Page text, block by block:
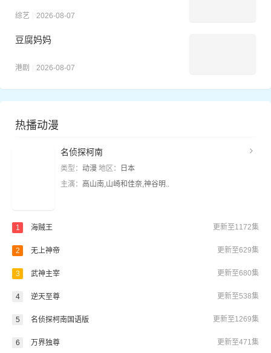
综艺 2026-08-07
豆腐妈妈
港剧 2026-08-07
热播动漫
名侦探柯南
类型： 动漫 地区：
日本
主演： 高山南,山崎和佳奈,神谷明..
更新至1172集
1 海贼王
更新至629集
2 无上神帝
更新至680集
3 武神主宰
更新至538集
4 逆天至尊
更新至1269集
5 名侦探柯南国语版
更新至471集
6 万界独尊